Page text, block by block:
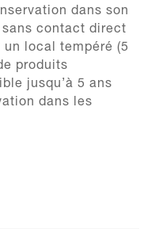
dans son
sans contact direct
local tempéré (5
produits
jusqu’à 5 ans
dans les